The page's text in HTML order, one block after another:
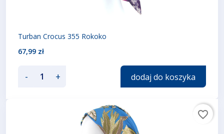
Turban Crocus 355 Rokoko
67,99 zł
- + dodaj do koszyka
favorite_border